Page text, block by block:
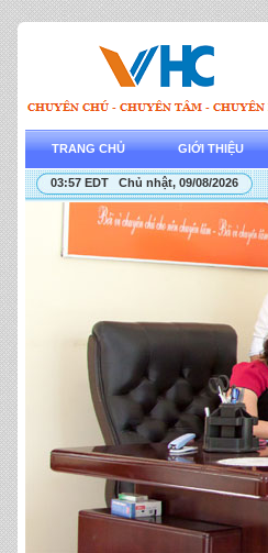
TRANG CHỦ GIỚI THIỆU
03:57 EDT Chủ nhật, 09/08/2026